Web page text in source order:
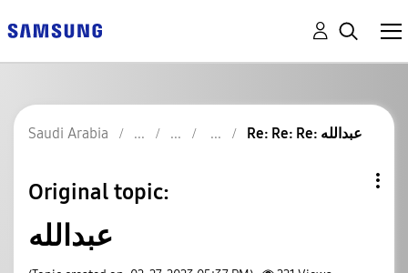
Saudi Arabia Re: Re: Re: عبدالله
Original topic:
عبدالله